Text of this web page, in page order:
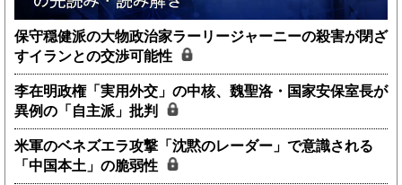
保守穏健派の大物政治家ラーリージャーニーの殺害が閉ざ
すイランとの交渉可能性
李在明政権「実用外交」の中核、魏聖洛・国家安保室長が
異例の「自主派」批判
米軍のベネズエラ攻撃「沈黙のレーダー」で意識される
「中国本土」の脆弱性